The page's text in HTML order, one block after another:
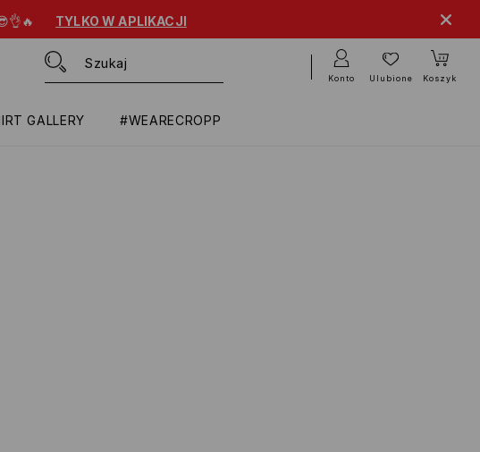
TYLKO W APLIKACJI
GALLERY #WEARECROPP
Konto Ulubione Koszyk